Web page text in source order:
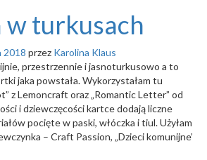
a
o
n
w turkusach
2018 przez Karolina Klaus
przestrzennie i jasnoturkusowo a to
jaka powstała. Wykorzystałam tu
z Lemoncraft oraz „Romantic Letter” od
i dziewczęcości kartce dodają liczne
pocięte w paski, włóczka i tiul. Użyłam
– Craft Passion, „Dzieci komunijne’